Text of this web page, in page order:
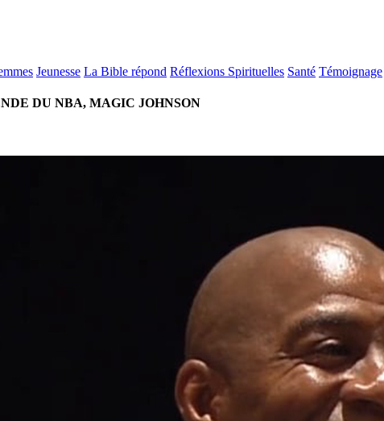
Jeunesse La Bible répond Réflexions Spirituelles Santé Témoignage
DU NBA, MAGIC JOHNSON